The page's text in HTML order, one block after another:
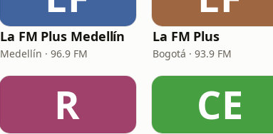
La FM Plus Medellín
Medellín · 96.9 FM
La FM Plus
Bogotá · 93.9 FM
R CE